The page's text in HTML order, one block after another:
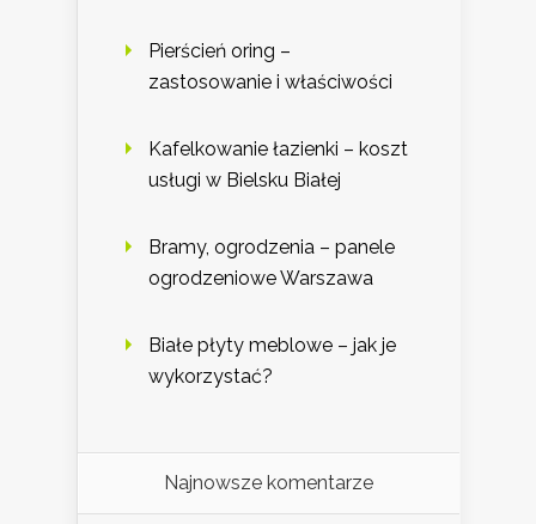
Pierścień oring –
zastosowanie i właściwości
Kafelkowanie łazienki – koszt
usługi w Bielsku Białej
Bramy, ogrodzenia – panele
ogrodzeniowe Warszawa
Białe płyty meblowe – jak je
wykorzystać?
Najnowsze komentarze